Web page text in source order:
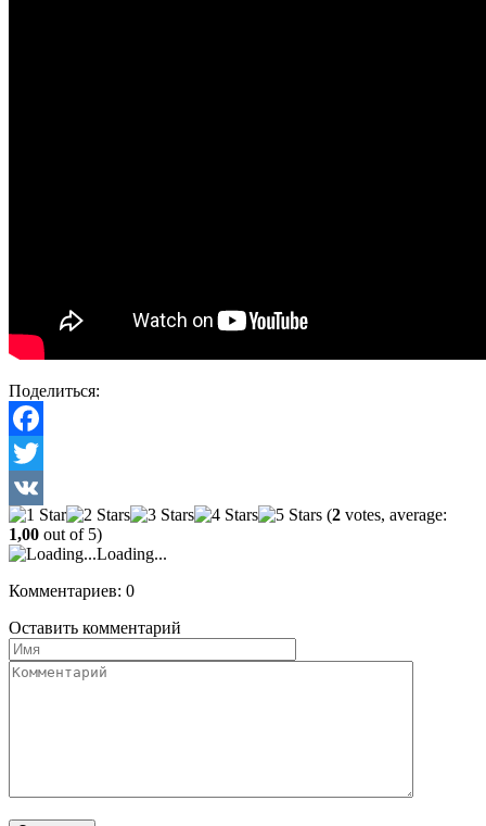
Поделиться:
Facebook
Twitter
VK
(2 votes, average:
1,00 out of 5)
Loading...
Комментариев: 0
Оставить комментарий